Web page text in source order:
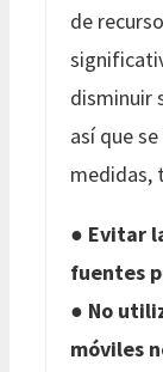
de
disminuir
así que
medidas,
● Evitar
fuentes
● No
móviles